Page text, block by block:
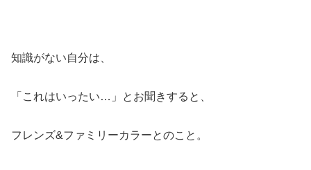
知識がない自分は、
「これはいったい…」とお聞きすると、
フレンズ&ファミリーカラーとのこと。